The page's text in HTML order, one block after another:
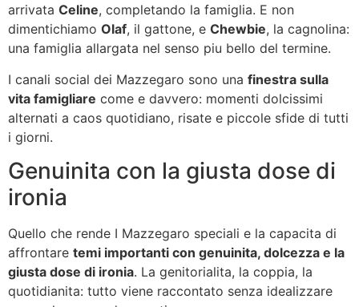
arrivata Celine, completando la famiglia. E non
dimentichiamo Olaf, il gattone, e Chewbie, la cagnolina:
una famiglia allargata nel senso piu bello del termine.
I canali social dei Mazzegaro sono una finestra sulla
vita famigliare come e davvero: momenti dolcissimi
alternati a caos quotidiano, risate e piccole sfide di tutti
i giorni.
Genuinita con la giusta dose di
ironia
Quello che rende I Mazzegaro speciali e la capacita di
affrontare temi importanti con genuinita, dolcezza e la
giusta dose di ironia. La genitorialita, la coppia, la
quotidianita: tutto viene raccontato senza idealizzare